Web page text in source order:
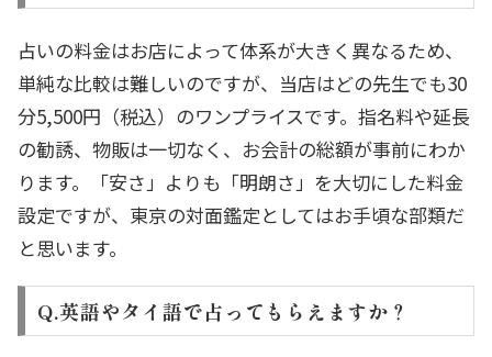
占いの料金はお店によって体系が大きく異なるため、
単純な比較は難しいのですが、当店はどの先生でも30
分5,500円（税込）のワンプライスです。指名料や延長
の勧誘、物販は一切なく、お会計の総額が事前にわか
ります。「安さ」よりも「明朗さ」を大切にした料金
設定ですが、東京の対面鑑定としてはお手頃な部類だ
と思います。
Q.英語やタイ語で占ってもらえますか？